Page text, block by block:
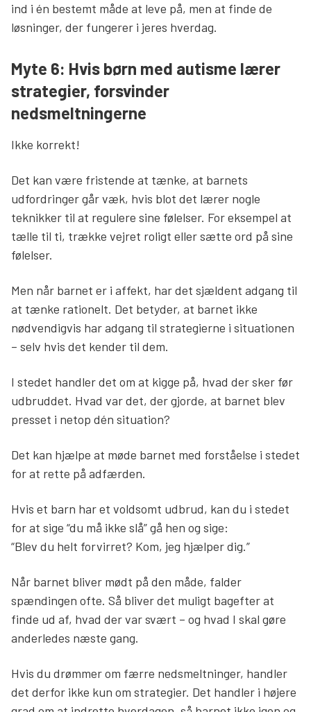
ind i én bestemt måde at leve på, men at finde de
løsninger, der fungerer i jeres hverdag.
Myte 6: Hvis børn med autisme lærer
strategier, forsvinder
nedsmeltningerne
Ikke korrekt!
Det kan være fristende at tænke, at barnets
udfordringer går væk, hvis blot det lærer nogle
teknikker til at regulere sine følelser. For eksempel at
tælle til ti, trække vejret roligt eller sætte ord på sine
følelser.
Men når barnet er i affekt, har det sjældent adgang til
at tænke rationelt. Det betyder, at barnet ikke
nødvendigvis har adgang til strategierne i situationen
– selv hvis det kender til dem.
I stedet handler det om at kigge på, hvad der sker før
udbruddet. Hvad var det, der gjorde, at barnet blev
presset i netop dén situation?
Det kan hjælpe at møde barnet med forståelse i stedet
for at rette på adfærden.
Hvis et barn har et voldsomt udbrud, kan du i stedet
for at sige “du må ikke slå” gå hen og sige:
“Blev du helt forvirret? Kom, jeg hjælper dig.”
Når barnet bliver mødt på den måde, falder
spændingen ofte. Så bliver det muligt bagefter at
finde ud af, hvad der var svært – og hvad I skal gøre
anderledes næste gang.
Hvis du drømmer om færre nedsmeltninger, handler
det derfor ikke kun om strategier. Det handler i højere